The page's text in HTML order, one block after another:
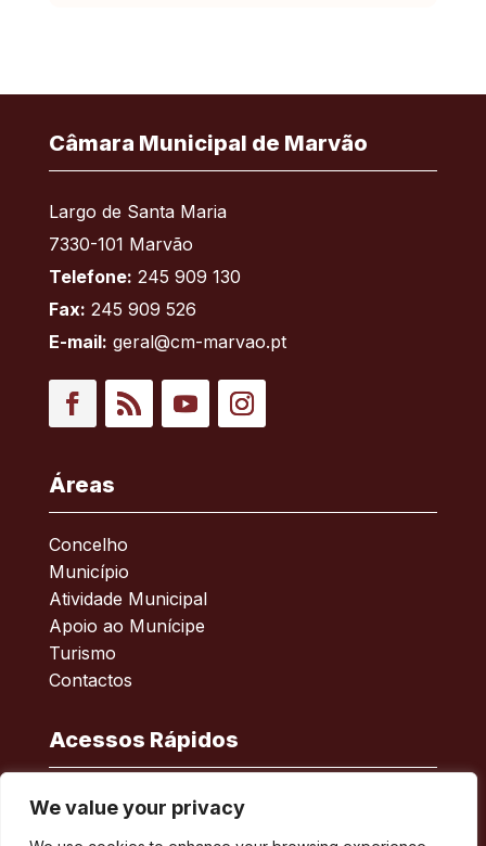
We value your privacy
Câmara Municipal de Marvão
Largo de Santa Maria
7330-101 Marvão
Telefone: 245 909 130
Fax: 245 909 526
E-mail: geral@cm-marvao.pt
Áreas
Concelho
Município
Atividade Municipal
Apoio ao Munícipe
Turismo
Contactos
Acessos Rápidos
Acessibilidade
Política de privacidade